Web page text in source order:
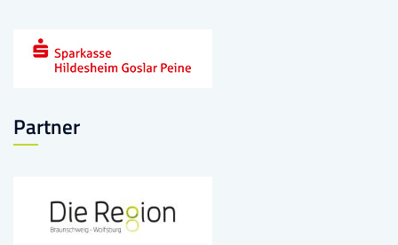
Partner